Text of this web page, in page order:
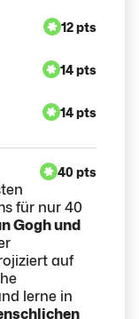
für nur 40
Gogh und
auf
lerne in
12 pts
14 pts
14 pts
40 pts